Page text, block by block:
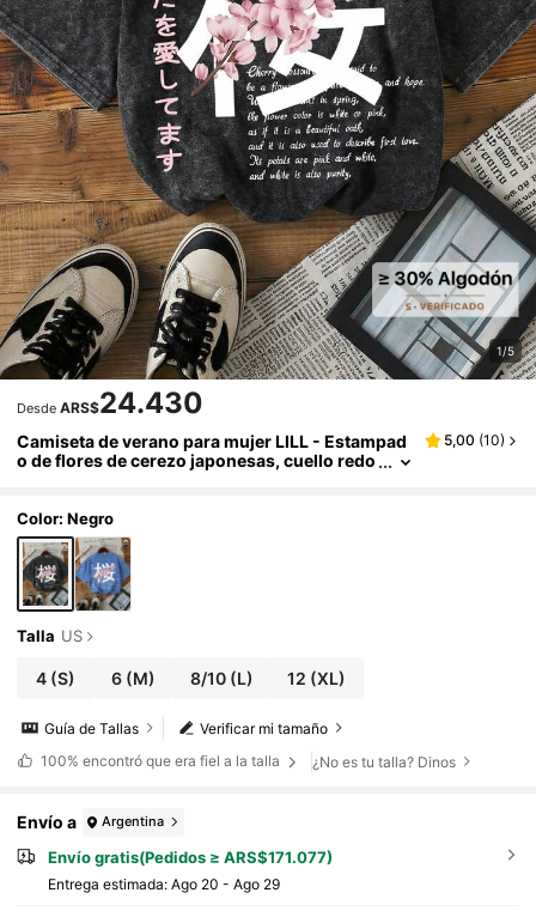
1/5
Desde ARS$24.430
Camiseta de verano para mujer LILL - Estampad
o de flores de cerezo japonesas, cuello redo
5,00 (10)
Color: Negro
Talla US
4 (S) 6 (M) 8/10(L) 12 (XL)
Verificar mi tamaño
Guía de Tallas
100% encontró que era fiel a la talla ¿No es tu talla? Dinos
Envío a Argentina
Envío gratis(Pedidos ≥ ARS$171.077)
Entrega estimada: Ago 20 - Ago 29